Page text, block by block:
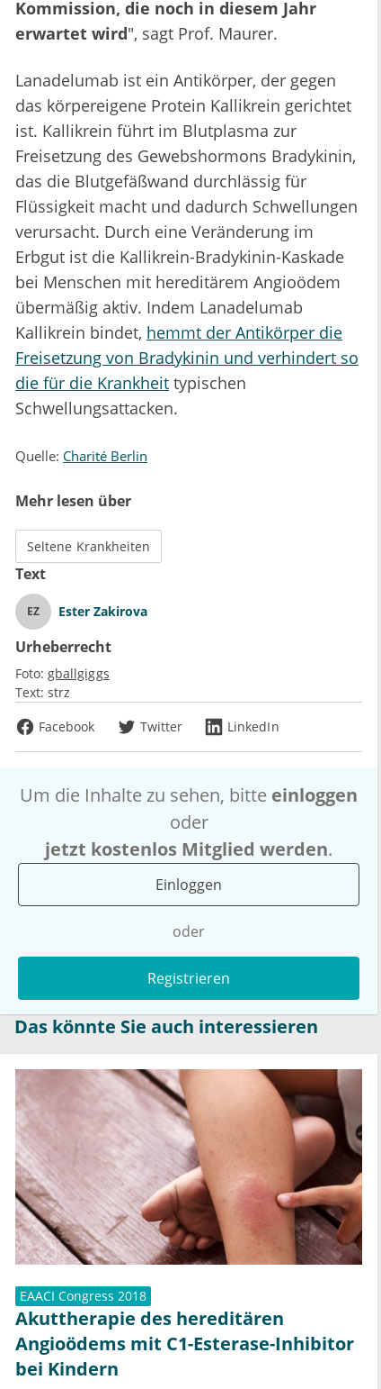
Kommission, die noch in diesem Jahr
erwartet wird", sagt Prof. Maurer.
Lanadelumab ist ein Antikörper, der gegen
das körpereigene Protein Kallikrein gerichtet
ist. Kallikrein führt im Blutplasma zur
Freisetzung des Gewebshormons Bradykinin,
das die Blutgefäßwand durchlässig für
Flüssigkeit macht und dadurch Schwellungen
verursacht. Durch eine Veränderung im
Erbgut ist die Kallikrein-Bradykinin-Kaskade
bei Menschen mit hereditärem Angioödem
übermäßig aktiv. Indem Lanadelumab
Kallikrein bindet, hemmt der Antikörper die
Freisetzung von Bradykinin und verhindert so
die für die Krankheit typischen
Schwellungsattacken.
Quelle: Charité Berlin
Mehr lesen über
Seltene Krankheiten
Text
EZ Ester Zakirova
Urheberrecht
Foto: gballgiggs
Text: strz
Facebook
Twitter LinkedIn
Um die Inhalte zu sehen, bitte einloggen
oder
jetzt kostenlos Mitglied werden.
Einloggen
oder
Registrieren
Das könnte Sie auch interessieren
EAACI Congress 2018
Akuttherapie des hereditären
Angioödems mit C1-Esterase-Inhibitor
bei Kindern